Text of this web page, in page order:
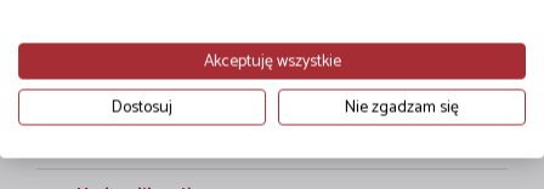
Strona korzysta z zabezpieczenia reCAPTCHA
Prywatność -Warunki
Akceptuję wszystkie
Dostosuj
Nie zgadzam się